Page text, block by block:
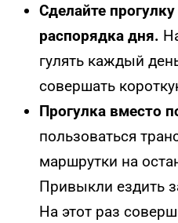
Сделайте
распорядка дня.
гулять каждый
совершать
Прогулка вместо
пользоваться
маршрутки на
Привыкли ездить
На этот раз